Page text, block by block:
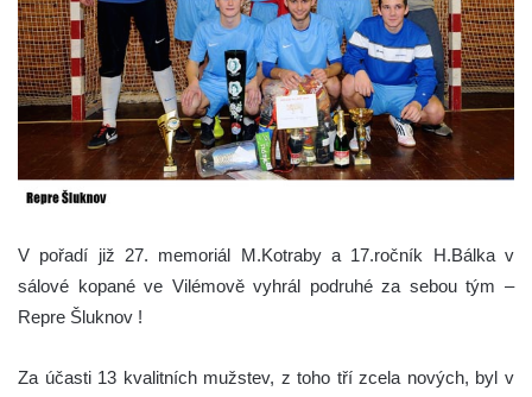
V pořadí již 27. memoriál M.Kotraby a 17.ročník H.Bálka v
sálové kopané ve Vilémově vyhrál podruhé za sebou tým –
Repre Šluknov !
Za účasti 13 kvalitních mužstev, z toho tří zcela nových, byl v